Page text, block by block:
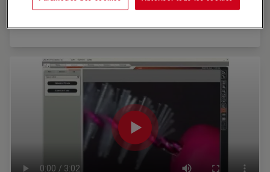
manuelles et automatiques de ce module s'adaptent